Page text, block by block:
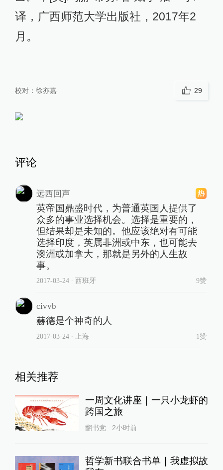
译，广西师范大学出版社，2017年2
月。
校对： 徐亦嘉 29
评论
远西回声
英帝国鼎盛时代，为普通英国人提供了
众多的事业选择机会。选择是重要的，
但结果却是未知的。他应该绝对有可能
选择印度，英属非洲或中东，也可能去
澳洲或加拿大，那就是另外的人生故
事。
2017-03-24∙ 西班牙 9赞
civvb
赫德是个神奇的人
2017-03-24∙ 上海 1赞
相关推荐
一周文化讲座｜一只小龙虾的
跨国之旅
翻书党 2小时前
哲学新书联合书单｜我虚拟故